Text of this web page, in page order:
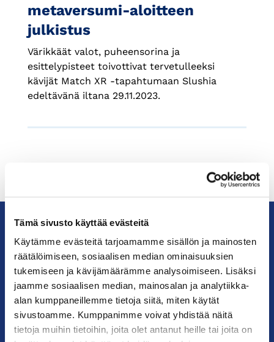
Tämä sivusto käyttää evästeitä
Käytämme evästeitä tarjoamamme sisällön ja mainosten
räätälöimiseen, sosiaalisen median ominaisuuksien
tukemiseen ja kävijämäärämme analysoimiseen. Lisäksi
jaamme sosiaalisen median, mainosalan ja analytiikka-
alan kumppaneillemme tietoja siitä, miten käytät
sivustoamme. Kumppanimme voivat yhdistää näitä
tietoja muihin tietoihin, joita olet antanut heille tai joita on
metaversumi-aloitteen
julkistus
Värikkäät valot, puheensorina ja
esittelypisteet toivottivat tervetulleeksi
kävijät Match XR -tapahtumaan Slushia
edeltävänä iltana 29.11.2023.
KauppakamariHelsingin
seudun
kauppakamari
YHTEYSTIEDOT